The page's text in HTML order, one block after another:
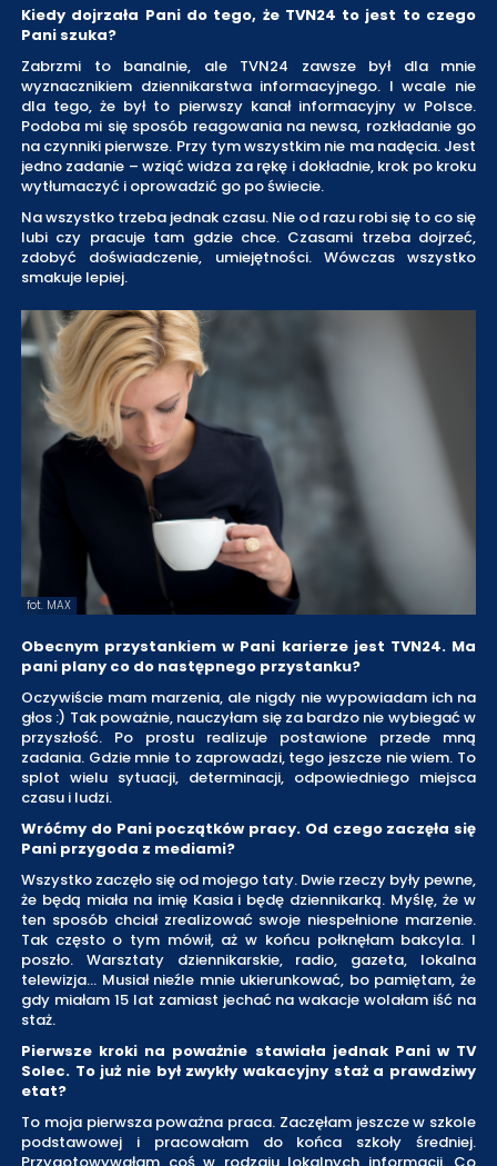
Kiedy dojrzała Pani do tego, że TVN24 to jest to czego
Pani szuka?
Zabrzmi to banalnie, ale TVN24 zawsze był dla mnie
wyznacznikiem dziennikarstwa informacyjnego. I wcale nie
dla tego, że był to pierwszy kanał informacyjny w Polsce.
Podoba mi się sposób reagowania na newsa, rozkładanie go
na czynniki pierwsze. Przy tym wszystkim nie ma nadęcia. Jest
jedno zadanie – wziąć widza za rękę i dokładnie, krok po kroku
wytłumaczyć i oprowadzić go po świecie.
Na wszystko trzeba jednak czasu. Nie od razu robi się to co się
lubi czy pracuje tam gdzie chce. Czasami trzeba dojrzeć,
zdobyć doświadczenie, umiejętności. Wówczas wszystko
smakuje lepiej.
fot. MAX
Obecnym przystankiem w Pani karierze jest TVN24. Ma
pani plany co do następnego przystanku?
Oczywiście mam marzenia, ale nigdy nie wypowiadam ich na
głos :) Tak poważnie, nauczyłam się za bardzo nie wybiegać w
przyszłość. Po prostu realizuje postawione przede mną
zadania. Gdzie mnie to zaprowadzi, tego jeszcze nie wiem. To
splot wielu sytuacji, determinacji, odpowiedniego miejsca
czasu i ludzi.
Wróćmy do Pani początków pracy. Od czego zaczęła się
Pani przygoda z mediami?
Wszystko zaczęło się od mojego taty. Dwie rzeczy były pewne,
że będą miała na imię Kasia i będę dziennikarką. Myślę, że w
ten sposób chciał zrealizować swoje niespełnione marzenie.
Tak często o tym mówił, aż w końcu połknęłam bakcyla. I
poszło. Warsztaty dziennikarskie, radio, gazeta, lokalna
telewizja... Musiał nieźle mnie ukierunkować, bo pamiętam, że
gdy miałam 15 lat zamiast jechać na wakacje wolałam iść na
staż.
Pierwsze kroki na poważnie stawiała jednak Pani w TV
Solec. To już nie był zwykły wakacyjny staż a prawdziwy
etat?
To moja pierwsza poważna praca. Zaczęłam jeszcze w szkole
podstawowej i pracowałam do końca szkoły średniej.